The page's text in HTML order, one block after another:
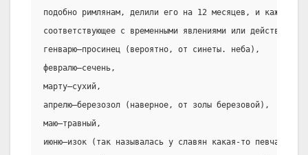
подобно римлянам, делили его на 12 месяцев, и каждому
соответствующее с временными явлениями или действиями
генварю—просинец (вероятно, от синеты. неба),
февралю—сечень,
марту—сухий,
апрелю—березозол (наверное, от золы березовой),
маю—травный,
июню—изок (так называлась у славян какая-то певчая